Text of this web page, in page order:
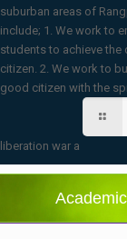
suburban areas of
include; 1. We work to
students to achieve
citizen. 2. We work to
good citizen with the
liberation war a
স্কুলের ছুটির তালিকা ও
(20/07/2026 2:14 pm)
২০২৬ শিক্ষাবর্ষে ভর্তি পুন:
(11/12/2025 2:38 pm)